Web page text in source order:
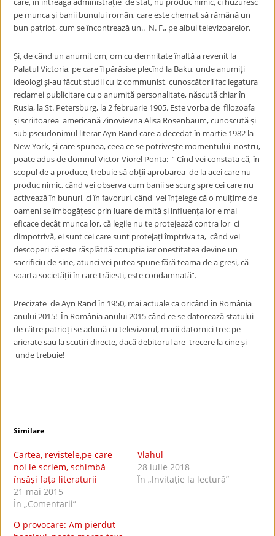
pe munca și banii bunului român, care este chemat să rămână un
bun patriot, cum se încontrează un.. N. F., pe albul televizoarelor.
Și, de când un anumit om, om cu demnitate înaltă a revenit la
Palatul Victoria, pe care îl părăsise plecînd la Baku, unde anumiți
ideologi și-au făcut studii cu iz communist, cunoscătorii fac legatura
reclamei publicitare cu o anumită personalitate, născută chiar în
Rusia, la St. Petersburg, la 2 februarie 1905. Este vorba de filozoafa
și scriitoarea americană Zinovievna Alisa Rosenbaum, cunoscută și
sub pseudonimul literar Ayn Rand care a decedat în martie 1982 la
New York, și care spunea, ceea ce se potrivește momentului nostru,
poate adus de domnul Victor Viorel Ponta: ” Cînd vei constata că, în
scopul de a produce, trebuie să obții aprobarea de la acei care nu
produc nimic, când vei observa cum banii se scurg spre cei care nu
activează în bunuri, ci în favoruri, când vei înțelege că o mulțime de
oameni se îmbogățesc prin luare de mită și influența lor e mai
eficace decât munca lor, că legile nu te protejează contra lor ci
dimpotrivă, ei sunt cei care sunt protejați împtriva ta, când vei
descoperi că este răsplătită corupția iar onestitatea devine un
sacrificiu de sine, atunci vei putea spune fără teama de a greși, că
soarta societății în care trăiești, este condamnată”.
Precizate de Ayn Rand în 1950, mai actuale ca oricând în România
anului 2015! În România anului 2015 când ce se datorează statului
de către patrioți se adună cu televizorul, marii datornici trec pe
arierate sau la scutiri directe, dacă debitorul are trecere la cine și
unde trebuie!
Similare
Cartea, revistele,pe care
noi le scriem, schimbă
însăși fața literaturii
21 mai 2015
În „Comentarii”
Vlahul
28 iulie 2018
În „lnvitaţie la lectură”
O provocare: Am pierdut